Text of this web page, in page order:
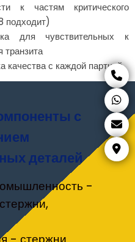
к частям критического
подходит)
для чувствительных к
транзита
качества с каждой партией
с
деталей
-